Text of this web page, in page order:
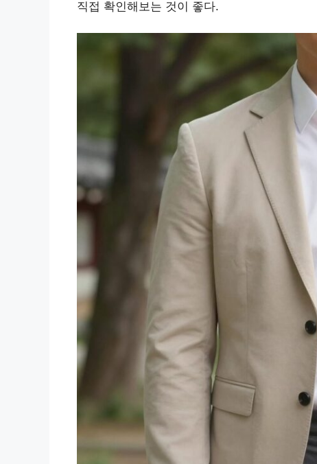
직접 확인해보는 것이 좋다.